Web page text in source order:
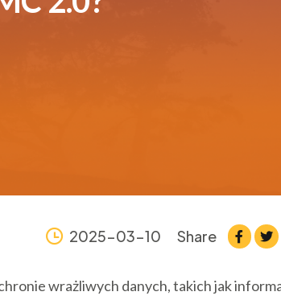
2025-03-10 Share
wrażliwych danych, takich jak